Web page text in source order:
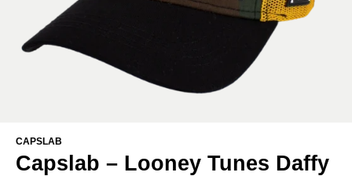
CAPSLAB
Capslab – Looney Tunes Daffy